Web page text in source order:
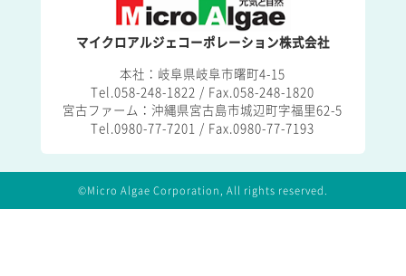
マイクロアルジェコーポレーション株式会社
本社：岐阜県岐阜市曙町4-15
Tel.058-248-1822 / Fax.058-248-1820
宮古ファーム：沖縄県宮古島市城辺町字福里62-5
Tel.0980-77-7201 / Fax.0980-77-7193
©Micro Algae Corporation, All rights reserved.